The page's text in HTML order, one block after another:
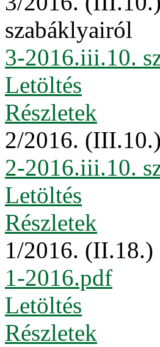
szabáklyairól
3-2016.iii.10.
Letöltés
Részletek
2/2016.
2-2016.iii.10.
Letöltés
Részletek
1/2016. (II.18.)
1-2016.pdf
Letöltés
Részletek